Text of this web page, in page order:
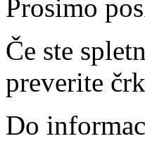
Prosimo
Če ste
preverite
Do